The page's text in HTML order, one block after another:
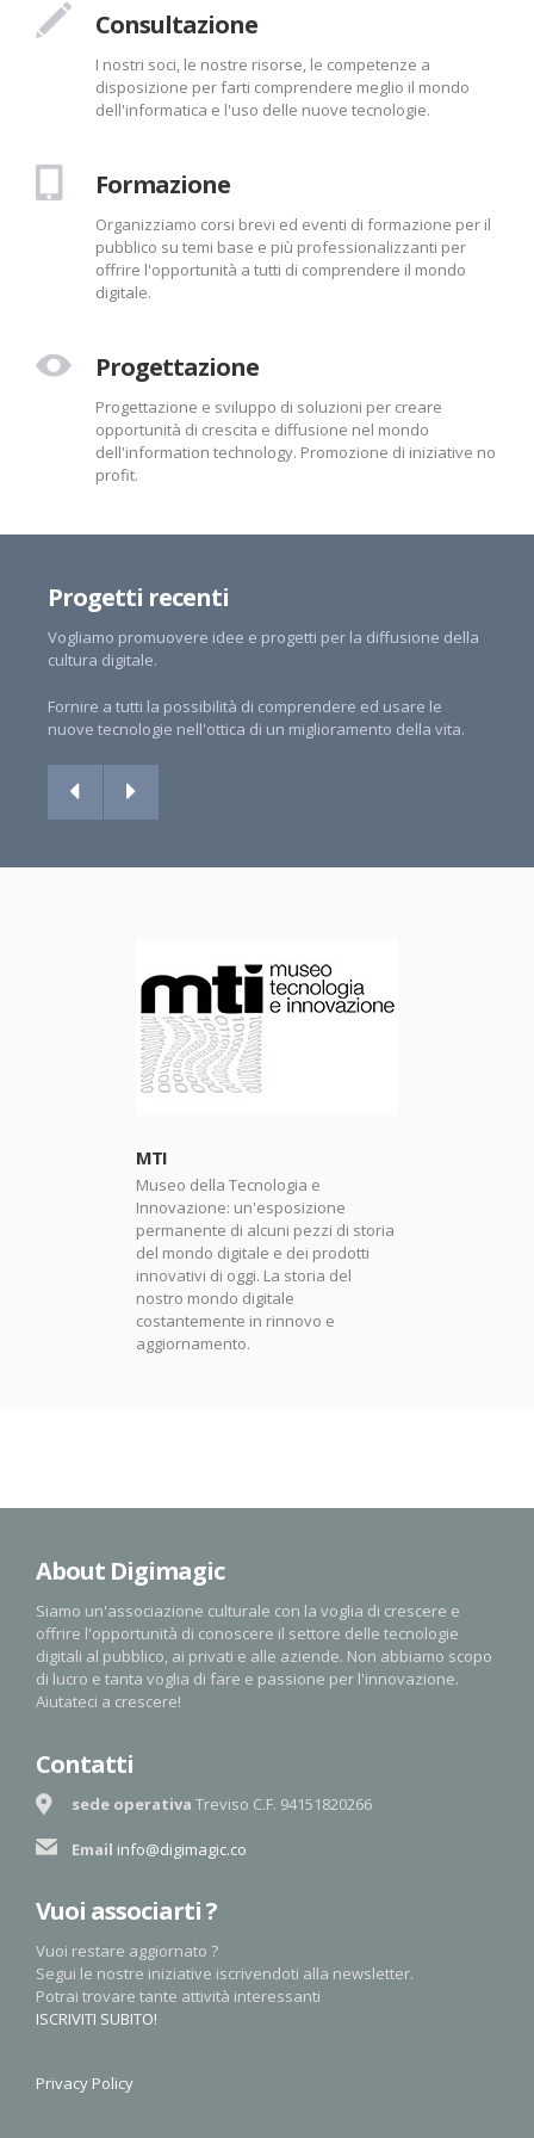
PROGETTI
MUSEO TECNOLOGIA E INNOVAZIONE
PIATTAFORMA ELEARNING
IL MONDO OPENSOURCE
RIUSO
IDEE INNOVATIVE
TECH FOR NO PROFIT
PARTNER
CONTATTI
Consultazione
I nostri soci, le nostre risorse, le competenze a
disposizione per farti comprendere meglio il mondo
dell'informatica e l'uso delle nuove tecnologie.
Formazione
Organizziamo corsi brevi ed eventi di formazione per il
pubblico su temi base e più professionalizzanti per
offrire l'opportunità a tutti di comprendere il mondo
digitale.
Progettazione
Progettazione e sviluppo di soluzioni per creare
opportunità di crescita e diffusione nel mondo
dell'information technology. Promozione di iniziative no
profit.
Progetti recenti
Vogliamo promuovere idee e progetti per la diffusione della
cultura digitale.
Fornire a tutti la possibilità di comprendere ed usare le
nuove tecnologie nell'ottica di un miglioramento della vita.
MTI
Museo della Tecnologia e
Innovazione: un'esposizione
permanente di alcuni pezzi di storia
del mondo digitale e dei prodotti
innovativi di oggi. La storia del
nostro mondo digitale
costantemente in rinnovo e
aggiornamento.
About Digimagic
Siamo un'associazione culturale con la voglia di crescere e
offrire l'opportunità di conoscere il settore delle tecnologie
digitali al pubblico, ai privati e alle aziende. Non abbiamo scopo
di lucro e tanta voglia di fare e passione per l'innovazione.
Aiutateci a crescere!
Contatti
sede operativa Treviso C.F. 94151820266
Email info@digimagic.co
Vuoi associarti ?
Vuoi restare aggiornato ?
Segui le nostre iniziative iscrivendoti alla newsletter.
Potrai trovare tante attività interessanti
ISCRIVITI SUBITO!
Privacy Policy